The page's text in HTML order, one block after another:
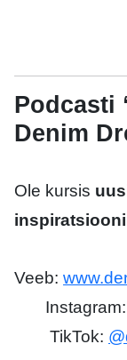
Podcasti
Denim
Ole kursis
Veeb:
Instagram:
TikTok: